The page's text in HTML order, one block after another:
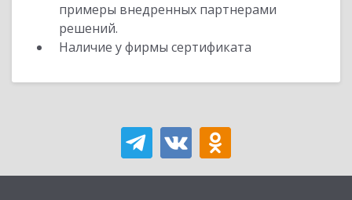
примеры внедренных партнерами
решений.
Наличие у фирмы сертификата